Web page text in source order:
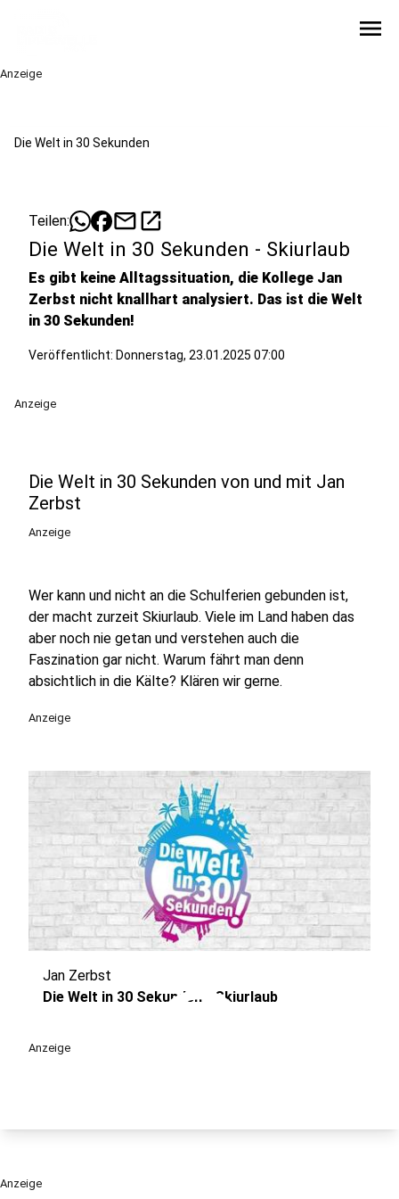
menu
Anzeige
Die Welt in 30 Sekunden
Teilen: mailopen_in_new
Die Welt in 30 Sekunden - Skiurlaub
Es gibt keine Alltagssituation, die Kollege Jan
Zerbst nicht knallhart analysiert. Das ist die Welt
in 30 Sekunden!
Veröffentlicht: Donnerstag, 23.01.2025 07:00
Anzeige
Die Welt in 30 Sekunden von und mit Jan
Zerbst
Anzeige
Wer kann und nicht an die Schulferien gebunden ist,
der macht zurzeit Skiurlaub. Viele im Land haben das
aber noch nie getan und verstehen auch die
Faszination gar nicht. Warum fährt man denn
absichtlich in die Kälte? Klären wir gerne.
Anzeige
play_circle
Jan Zerbst
Die Welt in 30 Sekunden - Skiurlaub
Anzeige
Anzeige